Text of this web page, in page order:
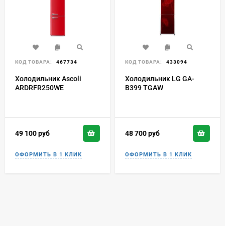
КОД ТОВАРА: 467734
Холодильник Ascoli
ARDRFR250WE
49 100руб
КОД ТОВАРА: 433094
Холодильник LG GA-
B399 TGAW
48 700руб